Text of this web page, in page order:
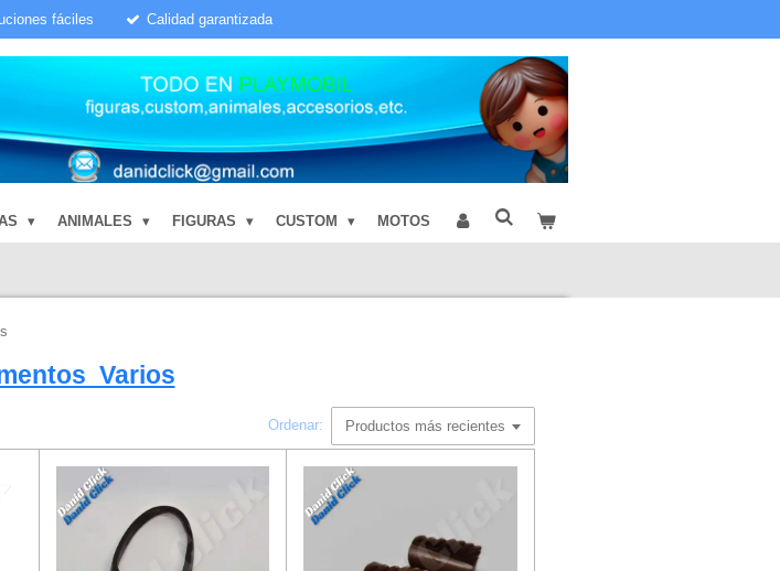
fáciles Calidad garantizada
ANIMALES FIGURAS CUSTOM MOTOS
Varios
Ordenar: